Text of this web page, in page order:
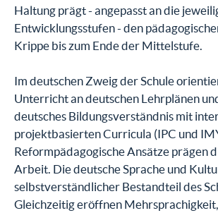
Haltung prägt - angepasst an die
Entwicklungsstufen - den
Krippe bis zum Ende der Mittelstufe.
Im deutschen Zweig der Schule
Unterricht an deutschen Lehrplänen
deutsches Bildungsverständnis mit
projektbasierten Curricula (IPC und
Reformpädagogische Ansätze prägen
Arbeit. Die deutsche Sprache und
selbstverständlicher Bestandteil des
Gleichzeitig eröffnen